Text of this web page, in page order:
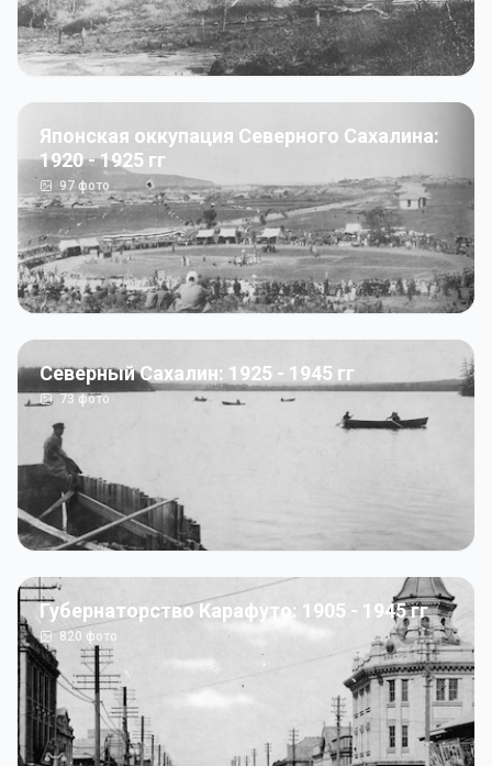
Японская оккупация Северного Сахалина:
1920 - 1925 гг
97 фото
Северный Сахалин: 1925 - 1945 гг
73фото
Губернаторство Карафуто: 1905 - 1945 гг
820 фото